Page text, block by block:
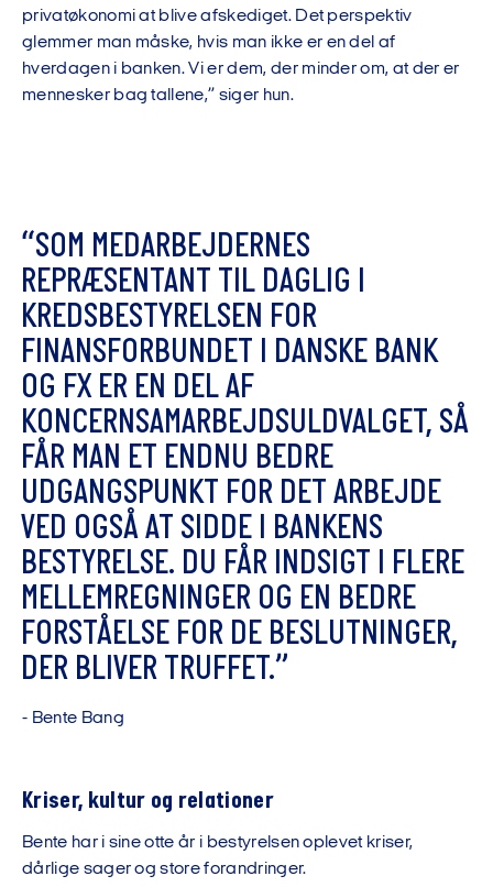
privatøkonomi at blive afskediget. Det perspektiv
glemmer man måske, hvis man ikke er en del af
hverdagen i banken. Vi er dem, der minder om, at der er
mennesker bag tallene,” siger hun.
“SOM MEDARBEJDERNES
REPRÆSENTANT TIL DAGLIG I
KREDSBESTYRELSEN FOR
FINANSFORBUNDET I DANSKE BANK
OG FX ER EN DELAF
KONCERNSAMARBEJDSULDVALGET, SÅ
FÅR MAN ET ENDNU BEDRE
UDGANGSPUNKT FOR DET ARBEJDE
VED OGSÅAT SIDDE I BANKENS
BESTYRELSE. DU FÅR INDSIGT I FLERE
MELLEMREGNINGER OG EN BEDRE
FORSTÅELSE FOR DE BESLUTNINGER,
DER BLIVER TRUFFET.”
- Bente Bang
Kriser, kultur og relationer
Bente har i sine otte år i bestyrelsen oplevet kriser,
dårlige sager og store forandringer.